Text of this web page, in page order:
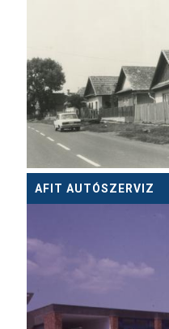
AFIT AUTÓSZERVIZ